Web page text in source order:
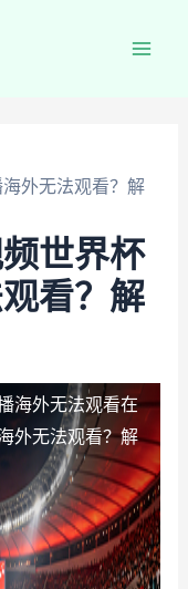
外无法观看？解
世界杯
看？解
海外无法观看在
外无法观看？解